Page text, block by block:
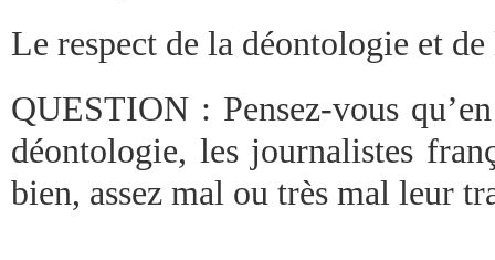
Le respect de la déontologie et de
QUESTION : Pensez-vous
déontologie, les journalistes
bien, assez mal ou très mal leur